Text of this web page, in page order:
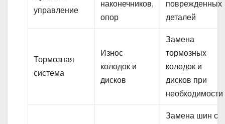
управление
наконечников,
опор
поврежденных
деталей
Тормозная
система
Износ
колодок и
дисков
Замена
тормозных
колодок и
дисков при
необходимости
Замена шин с